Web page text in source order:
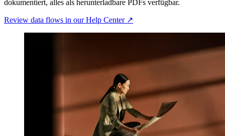
dokumentiert, alles als herunterladbare PDFs verfügbar.
Review data flows in our Help Center ↗